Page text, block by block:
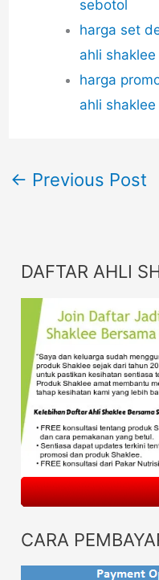
sebotol
harga set
ahli shaklee
harga
ahli
← Previous Post
DAFTAR AHLI
CARA